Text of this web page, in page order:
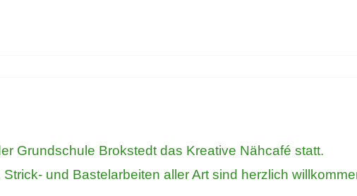
Grundschule Brokstedt das Kreative Nähcafé statt.
und Bastelarbeiten aller Art sind herzlich